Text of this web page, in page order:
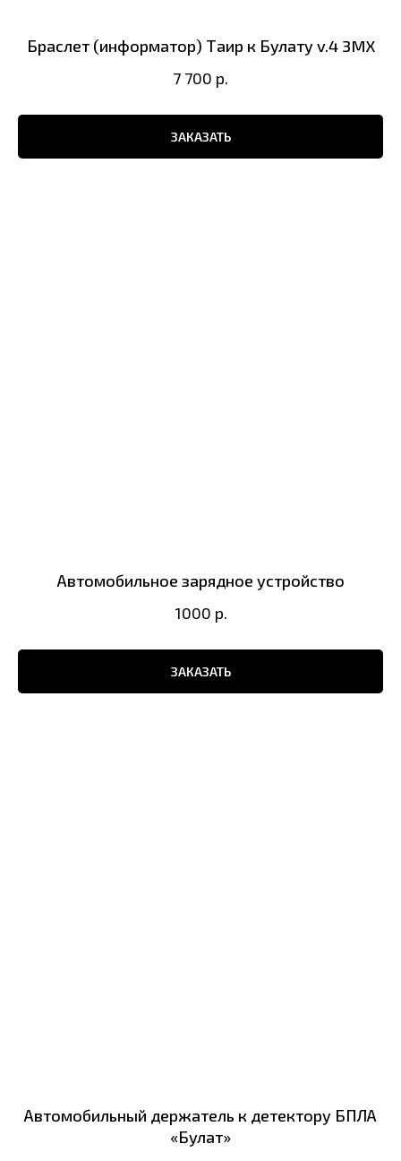
Браслет (информатор) Таир к Булату v.4 3MX
7 700 р.
ЗАКАЗАТЬ
Автомобильное зарядное устройство
1000 р.
ЗАКАЗАТЬ
Автомобильный держатель к детектору БПЛА
«Булат»